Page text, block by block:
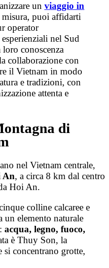
un viaggio in
misura, puoi affidarti
operator
nel Sud
conoscenza
collaborazione con
il Vietnam in modo
e tradizioni, con
attenta e
di
nel Vietnam centrale,
An, a circa 8 km dal centro
Hoi An.
colline calcaree e
un elemento naturale
acqua, legno, fuoco,
è Thuy Son, la
si concentrano grotte,